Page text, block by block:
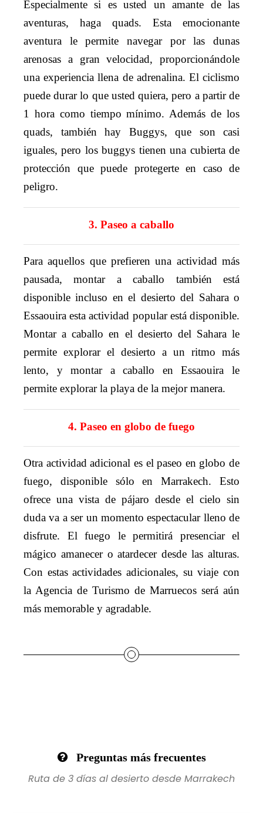
Especialmente si es usted un amante de las
aventuras, haga quads. Esta emocionante
aventura le permite navegar por las dunas
arenosas a gran velocidad, proporcionándole
una experiencia llena de adrenalina. El ciclismo
puede durar lo que usted quiera, pero a partir de
1 hora como tiempo mínimo. Además de los
quads, también hay Buggys, que son casi
iguales, pero los buggys tienen una cubierta de
protección que puede protegerte en caso de
peligro.
3. Paseo a caballo
Para aquellos que prefieren una actividad más
pausada, montar a caballo también está
disponible incluso en el desierto del Sahara o
Essaouira esta actividad popular está disponible.
Montar a caballo en el desierto del Sahara le
permite explorar el desierto a un ritmo más
lento, y montar a caballo en Essaouira le
permite explorar la playa de la mejor manera.
4. Paseo en globo de fuego
Otra actividad adicional es el paseo en globo de
fuego, disponible sólo en Marrakech. Esto
ofrece una vista de pájaro desde el cielo sin
duda va a ser un momento espectacular lleno de
disfrute. El fuego le permitirá presenciar el
mágico amanecer o atardecer desde las alturas.
Con estas actividades adicionales, su viaje con
la Agencia de Turismo de Marruecos será aún
más memorable y agradable.
Preguntas más frecuentes
Ruta de 3 días al desierto desde Marrakech